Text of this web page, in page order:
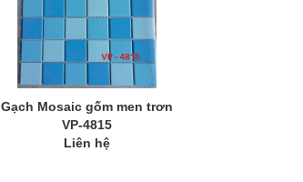
Gạch Mosaic gốm men trơn
VP-4815
Liên hệ